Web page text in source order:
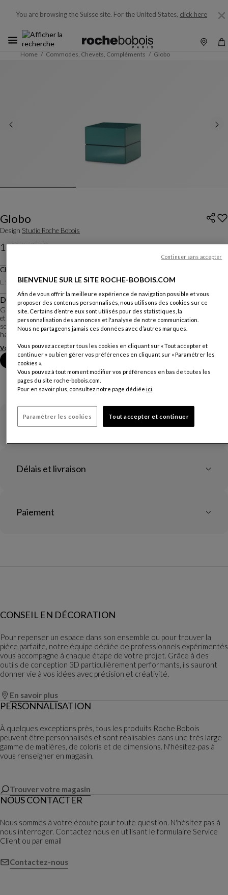
You are browsing the Suisse site. For the United States, click here
Home Commodes, Chevets, Compléments Globo
Globo
Design Studio Roche Bobois
1 460 CHF
Prix hors livraison, valable en Suisse
Chevet
L. 50 X H. 42 X P. 48 Cm
Autres dimensions
Description
Globo est une collection complète de meubles de rangement, à la fois graphique
et fonctionnelle. Elle se caractérise par le rythme horizontal de ses façades
soulignées par de vigoureux joints creux entre les ouvrants. Elle peut être
habillée en verre...
Voir plus Télécharger la fiche technique
Prendre rendez-vous en magasin
Garantie
Délais et livraison
Paiement
CONSEIL EN DÉCORATION
Pour repenser un espace dans son ensemble ou pour trouver la
pièce parfaite, notre équipe dédiée de professionnels expérimentés
vous accompagne à chaque étape de votre projet. Grâce à des
outils de conception 3D particulièrement performants, ils sauront
donner vie à vos idées avec précision et créativité.
En savoir plus
PERSONNALISATION
À quelques exceptions près, tous les produits Roche Bobois
peuvent être personnalisés et sont réalisables dans une très large
gamme de matières, de coloris et de dimensions. N'hésitez-pas à
vous renseigner en magasin.
Trouver votre magasin
NOUS CONTACTER
Nous sommes à votre écoute pour toute question. N'hésitez pas à
nous interroger. Contactez nous en utilisant le formulaire Service
Client ou par email
Contactez-nous
BIENVENUE SUR LE SITE ROCHE-BOBOIS.COM
Afin de vous offrir la meilleure expérience de navigation possible et vous
proposer des contenus personnalisés, nous utilisons des cookies sur ce
site. Certains d’entre eux sont utilisés pour des statistiques, la
personnalisation des annonces et l'analyse de notre communication.
Nous ne partageons jamais ces données avec d’autres marques.
Vous pouvez accepter tous les cookies en cliquant sur « Tout accepter et
continuer » ou bien gérer vos préférences en cliquant sur « Paramétrer les
cookies ».
Vous pouvez à tout moment modifier vos préférences en bas de toutes les
pages du site roche-bobois.com.
Pour en savoir plus, consultez notre page dédiée ici.
Paramétrer les cookies Tout accepter et continuer
Continuer sans accepter